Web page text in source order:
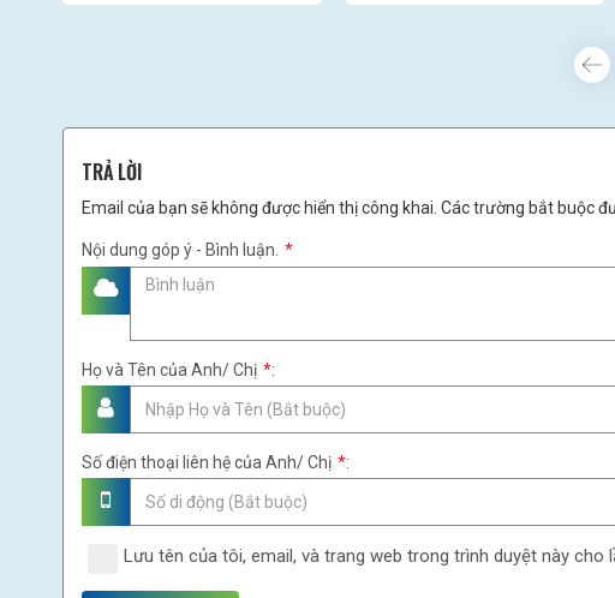
TRẢ LỜI
Email của bạn sẽ không được hiển thị công khai. Các trường bắt buộc
Nội dung góp ý - Bình luận. *
Họ và Tên của Anh/ Chị *:
Số điện thoại liên hệ của Anh/ Chị *:
Lưu tên của tôi, email, và trang web trong trình duyệt này cho